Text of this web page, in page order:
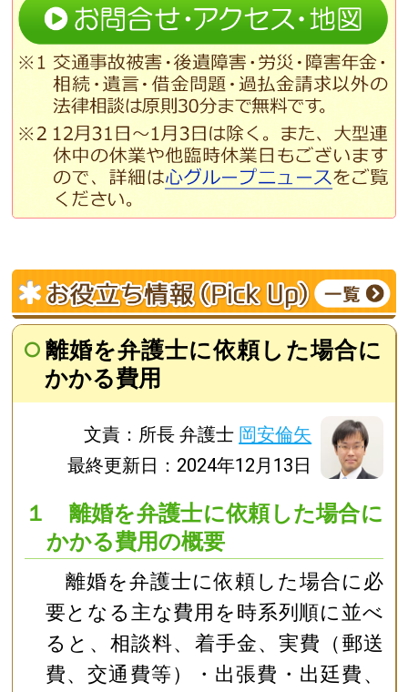
離婚を弁護士に依頼した場合に
かかる費用
文責：所長 弁護士 岡安倫矢
最終更新日：2024年12月13日
１ 離婚を弁護士に依頼した場合に
かかる費用の概要
離婚を弁護士に依頼した場合に必
要となる主な費用を時系列順に並べ
ると、相談料、着手金、実費（郵送
費、交通費等）・出張費・出廷費、